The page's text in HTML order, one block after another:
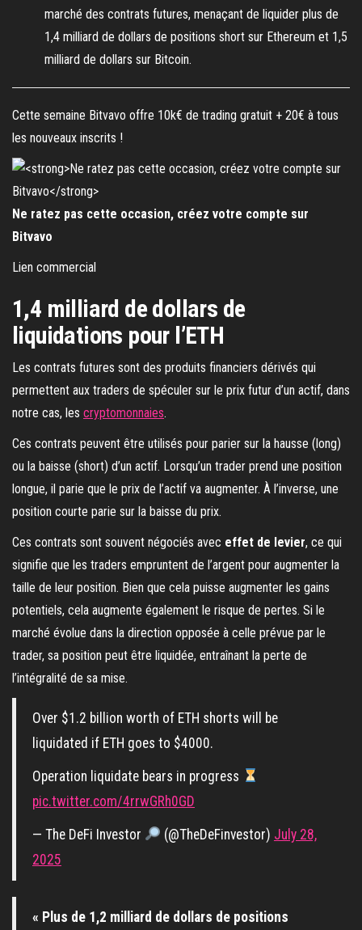
marché des contrats futures, menaçant de liquider plus de
1,4 milliard de dollars de positions short sur Ethereum et 1,5
milliard de dollars sur Bitcoin.
Cette semaine Bitvavo offre 10k€ de trading gratuit + 20€ à tous
les nouveaux inscrits !
Ne ratez pas cette occasion, créez votre compte sur
Bitvavo
Lien commercial
1,4 milliard de dollars de
liquidations pour l’ETH
Les contrats futures sont des produits financiers dérivés qui
permettent aux traders de spéculer sur le prix futur d’un actif, dans
notre cas, les cryptomonnaies.
Ces contrats peuvent être utilisés pour parier sur la hausse (long)
ou la baisse (short) d’un actif. Lorsqu’un trader prend une position
longue, il parie que le prix de l’actif va augmenter. À l’inverse, une
position courte parie sur la baisse du prix.
Ces contrats sont souvent négociés avec effet de levier, ce qui
signifie que les traders empruntent de l’argent pour augmenter la
taille de leur position. Bien que cela puisse augmenter les gains
potentiels, cela augmente également le risque de pertes. Si le
marché évolue dans la direction opposée à celle prévue par le
trader, sa position peut être liquidée, entraînant la perte de
l’intégralité de sa mise.
Over $1.2 billion worth of ETH shorts will be
liquidated if ETH goes to $4000.
Operation liquidate bears in progress
pic.twitter.com/4rrwGRh0GD
— The DeFi Investor (@TheDeFinvestor) July 28,
2025
« Plus de 1,2 milliard de dollars de positions